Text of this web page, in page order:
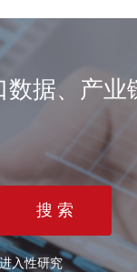
据、产业
进入性研究